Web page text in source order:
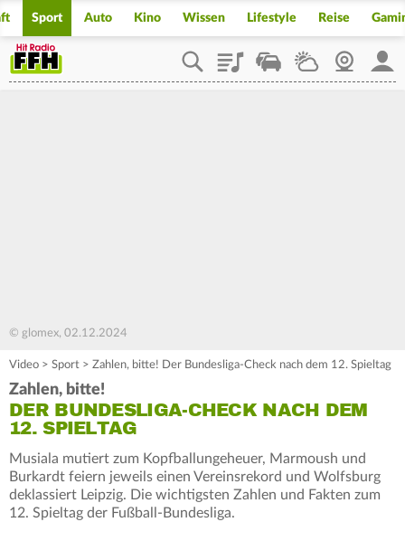
Sport Auto Kino Wissen Lifestyle Reise
PlaylistStaupilotWetterWebcam
© glomex, 02.12.2024
Video > Sport > Zahlen, bitte! Der Bundesliga-Check nach dem 12. Spieltag
Zahlen, bitte!
DER BUNDESLIGA-CHECK NACH DEM
12. SPIELTAG
Musiala mutiert zum Kopfballungeheuer, Marmoush und
Burkardt feiern jeweils einen Vereinsrekord und Wolfsburg
deklassiert Leipzig. Die wichtigsten Zahlen und Fakten zum
12. Spieltag der Fußball-Bundesliga.